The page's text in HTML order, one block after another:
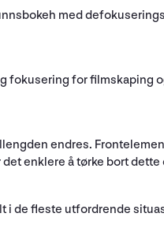
med
fokusering for filmskaping
endres.
enklere å tørke bort dette
i de fleste utfordrende